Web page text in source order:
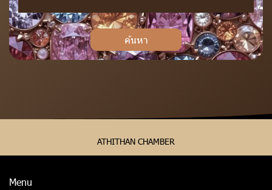
ค้นหา
ATHITHAN CHAMBER
Menu